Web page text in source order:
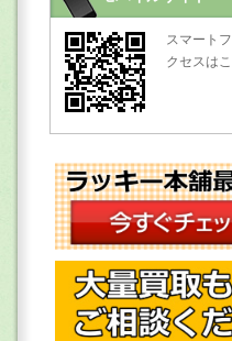
スマート
クセスは